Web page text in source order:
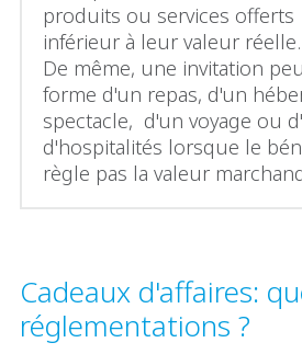
produits ou services
inférieur à leur valeur réelle.
De même, une invitation
forme d'un repas, d'un
spectacle, d'un voyage ou
d'hospitalités lorsque le
règle pas la valeur
Cadeaux d'affaires:
réglementations ?